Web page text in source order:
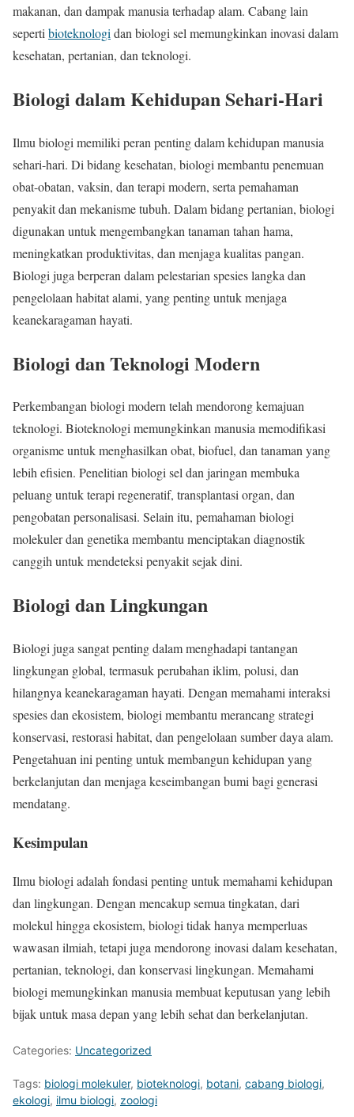
makanan, dan dampak manusia terhadap alam. Cabang lain
seperti bioteknologi dan biologi sel memungkinkan inovasi dalam
kesehatan, pertanian, dan teknologi.
Biologi dalam Kehidupan Sehari-Hari
Ilmu biologi memiliki peran penting dalam kehidupan manusia
sehari-hari. Di bidang kesehatan, biologi membantu penemuan
obat-obatan, vaksin, dan terapi modern, serta pemahaman
penyakit dan mekanisme tubuh. Dalam bidang pertanian, biologi
digunakan untuk mengembangkan tanaman tahan hama,
meningkatkan produktivitas, dan menjaga kualitas pangan.
Biologi juga berperan dalam pelestarian spesies langka dan
pengelolaan habitat alami, yang penting untuk menjaga
keanekaragaman hayati.
Biologi dan Teknologi Modern
Perkembangan biologi modern telah mendorong kemajuan
teknologi. Bioteknologi memungkinkan manusia memodifikasi
organisme untuk menghasilkan obat, biofuel, dan tanaman yang
lebih efisien. Penelitian biologi sel dan jaringan membuka
peluang untuk terapi regeneratif, transplantasi organ, dan
pengobatan personalisasi. Selain itu, pemahaman biologi
molekuler dan genetika membantu menciptakan diagnostik
canggih untuk mendeteksi penyakit sejak dini.
Biologi dan Lingkungan
Biologi juga sangat penting dalam menghadapi tantangan
lingkungan global, termasuk perubahan iklim, polusi, dan
hilangnya keanekaragaman hayati. Dengan memahami interaksi
spesies dan ekosistem, biologi membantu merancang strategi
konservasi, restorasi habitat, dan pengelolaan sumber daya alam.
Pengetahuan ini penting untuk membangun kehidupan yang
berkelanjutan dan menjaga keseimbangan bumi bagi generasi
mendatang.
Kesimpulan
Ilmu biologi adalah fondasi penting untuk memahami kehidupan
dan lingkungan. Dengan mencakup semua tingkatan, dari
molekul hingga ekosistem, biologi tidak hanya memperluas
wawasan ilmiah, tetapi juga mendorong inovasi dalam kesehatan,
pertanian, teknologi, dan konservasi lingkungan. Memahami
biologi memungkinkan manusia membuat keputusan yang lebih
bijak untuk masa depan yang lebih sehat dan berkelanjutan.
Categories: Uncategorized
Tags: biologi molekuler, bioteknologi, botani, cabang biologi,
ekologi, ilmu biologi, zoologi